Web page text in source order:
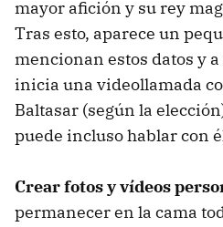
mayor afición y su rey
Tras esto, aparece un
mencionan estos datos y
inicia una videollamada
Baltasar (según la
puede incluso hablar con
Crear fotos y vídeos
permanecer en la cama